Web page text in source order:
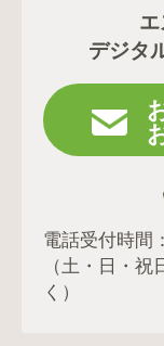
デジタ
電話受付時間
（土・日・
く）